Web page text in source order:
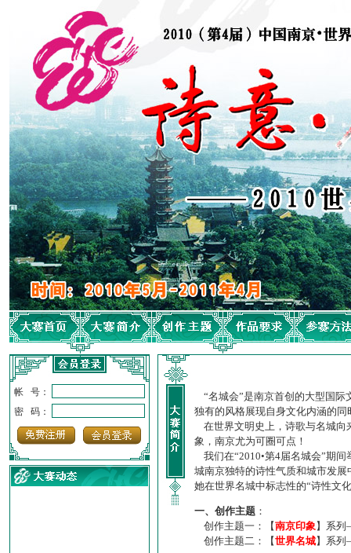
帐 号：
密 码：
“名城会”是南京首创的大型国际
独有的风格展现自身文化内涵的
在世界文明史上，诗歌与名城向
象，南京尤为可圈可点！
我们在“2010•第4届名城会”期
城南京独特的诗性气质和城市发
她在世界名城中标志性的“诗性文
一、创作主题 ：
创作主题一：【南京印象】系
创作主题二：【世界名城】系